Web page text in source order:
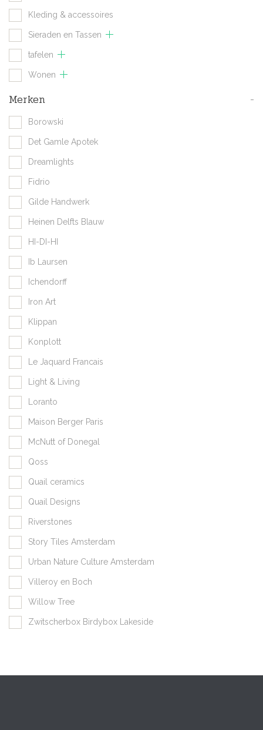
Kleding & accessoires
Sieraden en Tassen
tafelen
Wonen
Merken -
Borowski
Det Gamle Apotek
Dreamlights
Fidrio
Gilde Handwerk
Heinen Delfts Blauw
HI-DI-HI
Ib Laursen
Ichendorff
Iron Art
Klippan
Konplott
Le Jaquard Francais
Light & Living
Loranto
Maison Berger Paris
McNutt of Donegal
Qoss
Quail ceramics
Quail Designs
Riverstones
Story Tiles Amsterdam
Urban Nature Culture Amsterdam
Villeroy en Boch
Willow Tree
Zwitscherbox Birdybox Lakeside